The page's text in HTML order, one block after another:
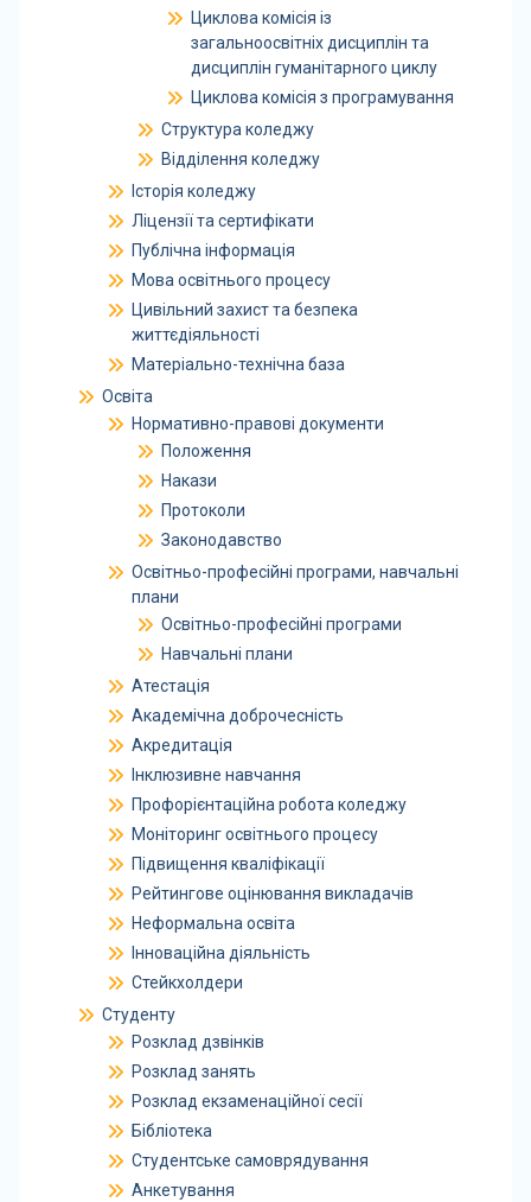
Циклова комісія із
загальноосвітніх дисциплін та
дисциплін гуманітарного циклу
Циклова комісія з програмування
Структура коледжу
Відділення коледжу
Історія коледжу
Ліцензії та сертифікати
Публічна інформація
Мова освітнього процесу
Цивільний захист та безпека
життєдіяльності
Матеріально-технічна база
Освіта
Нормативно-правові документи
Положення
Накази
Протоколи
Законодавство
Освітньо-професійні програми, навчальні
плани
Освітньо-професійні програми
Навчальні плани
Атестація
Академічна доброчесність
Акредитація
Інклюзивне навчання
Профорієнтаційна робота коледжу
Моніторинг освітнього процесу
Підвищення кваліфікації
Рейтингове оцінювання викладачів
Неформальна освіта
Інноваційна діяльність
Стейкхолдери
Студенту
Розклад дзвінків
Розклад занять
Розклад екзаменаційної сесії
Бібліотека
Студентське самоврядування
Анкетування